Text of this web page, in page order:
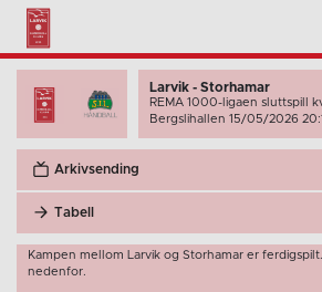
Larvik - Storhamar
REMA 1000-ligaen sluttspill
Bergslihallen 15/05/2026
Arkivsending
Tabell
Kampen mellom Larvik og Storhamar er
nedenfor.